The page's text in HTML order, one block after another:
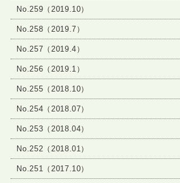
No.259（2019.10）
No.258（2019.7）
No.257（2019.4）
No.256（2019.1）
No.255（2018.10）
No.254（2018.07）
No.253（2018.04）
No.252（2018.01）
No.251（2017.10）